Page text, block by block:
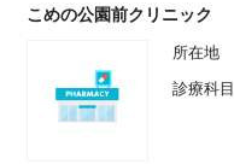
こめの公園前クリニック
所在地
診療科目